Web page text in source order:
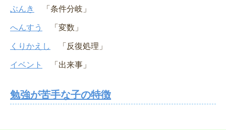
ぶんき 「条件分岐」
へんすう 「変数」
くりかえし 「反復処理」
イベント 「出来事」
勉強が苦手な子の特徴